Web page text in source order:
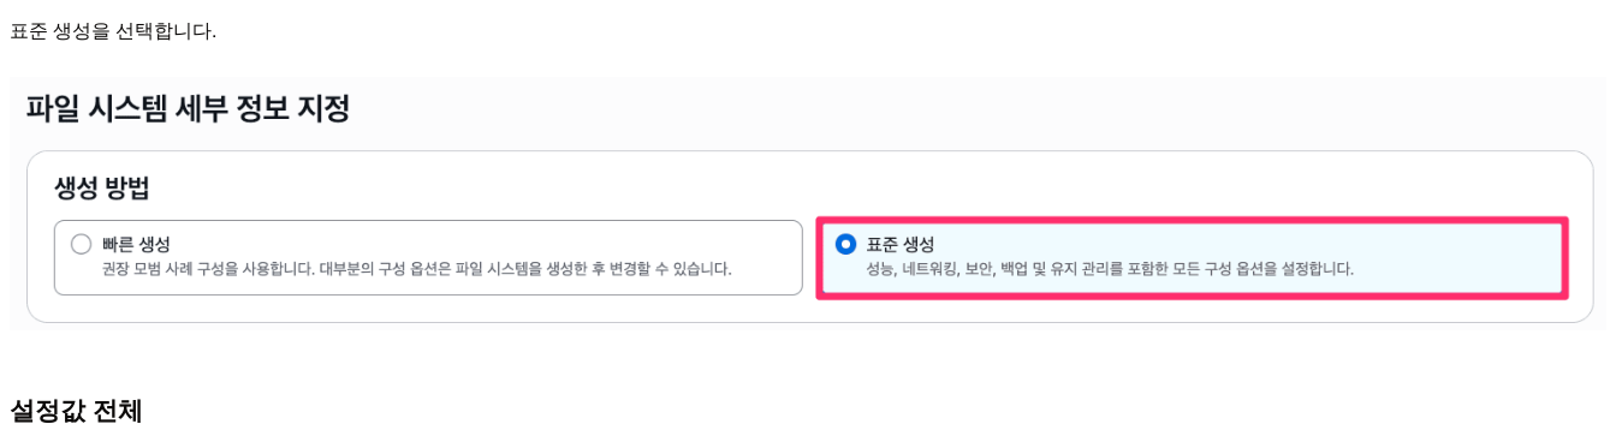
표준 생성을 선택합니다.
설정값 전체